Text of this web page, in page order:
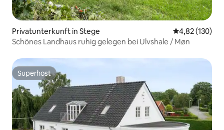
Privatunterkunft in Stege
4,82 (130)
Schönes Landhaus ruhig gelegen bei Ulvshale / Møn
Superhost
Superhost